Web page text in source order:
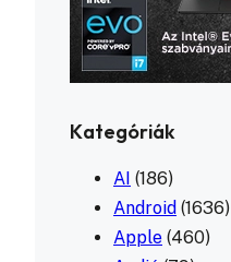
Kategóriák
AI (186)
Android (1636)
Apple (460)